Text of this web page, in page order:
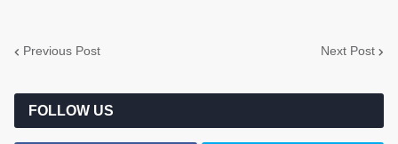
Previous Post Next Post
FOLLOW US